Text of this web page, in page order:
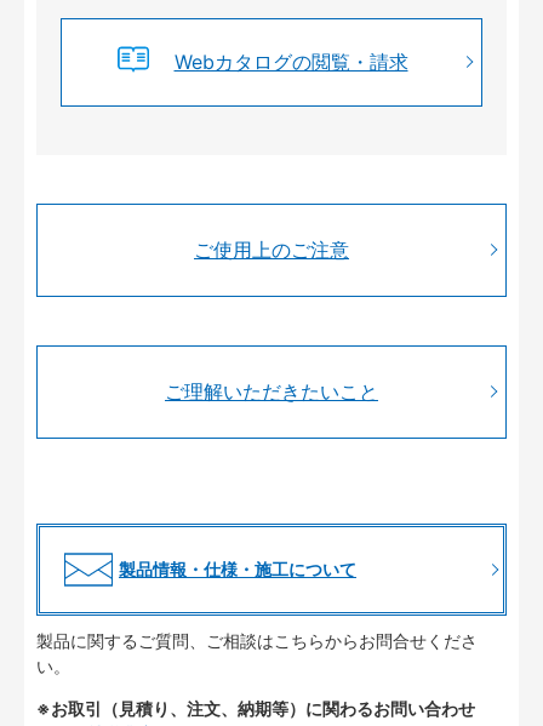
Webカタログの閲覧・請求
ご使用上のご注意
ご理解いただきたいこと
製品情報・仕様・施工について
製品に関するご質問、ご相談はこちらからお問合せくださ
い。
※お取引（見積り、注文、納期等）に関わるお問い合わせ